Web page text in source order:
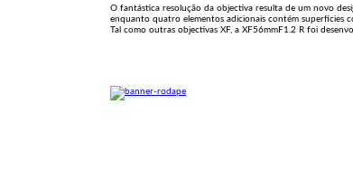
O fantástica resolução da objectiva resulta de um novo
enquanto quatro elementos adicionais contém superfícies
Tal como outras objectivas XF, a XF56mmF1.2 R foi